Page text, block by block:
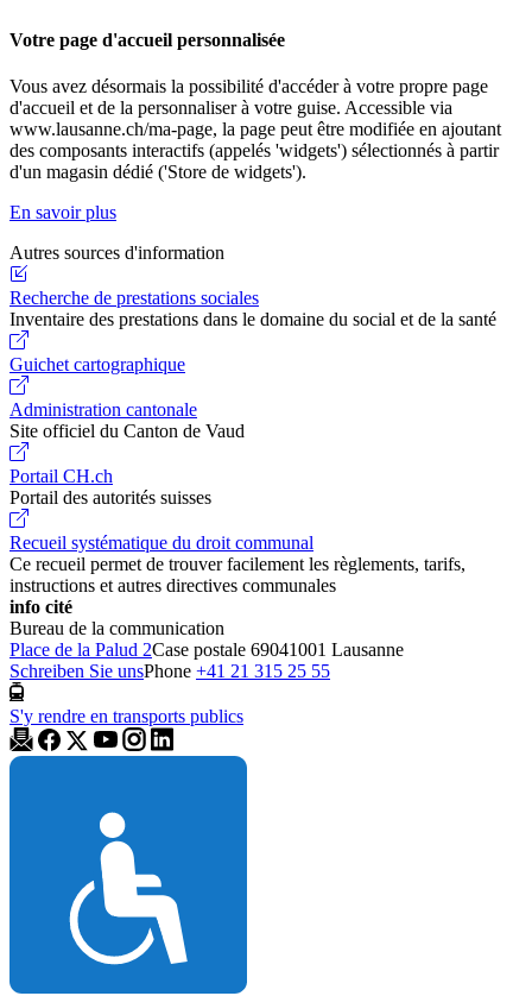
Votre page d'accueil personnalisée
Vous avez désormais la possibilité d'accéder à votre propre page
d'accueil et de la personnaliser à votre guise. Accessible via
www.lausanne.ch/ma-page, la page peut être modifiée en ajoutant
des composants interactifs (appelés 'widgets') sélectionnés à partir
d'un magasin dédié ('Store de widgets').
En savoir plus
Autres sources d'information
Recherche de prestations sociales
Inventaire des prestations dans le domaine du social et de la santé
Guichet cartographique
Administration cantonale
Site officiel du Canton de Vaud
Portail CH.ch
Portail des autorités suisses
Recueil systématique du droit communal
Ce recueil permet de trouver facilement les règlements, tarifs,
instructions et autres directives communales
info cité
Bureau de la communication
Place de la Palud 2Case postale 69041001 Lausanne
Schreiben Sie unsPhone +41 21 315 25 55
S'y rendre en transports publics